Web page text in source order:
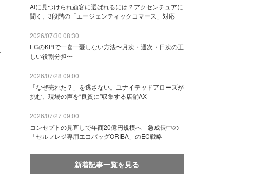
AIに見つけられ顧客に選ばれるには？アクセンチュアに
聞く、3段階の「エージェンティックコマース」対応
2026/07/30 08:30
ECのKPIで一喜一憂しない方法〜月次・週次・日次の正
しい役割分担〜
2026/07/28 09:00
「なぜ売れた？」を逃さない。ユナイテッドアローズが
挑む、現場の声を“良質に”収集する店舗AX
2026/07/27 09:00
コンセプトの見直しで年商20億円規模へ 急成長中の
「セルフレジ専用エコバッグORIBA」のEC戦略
新着記事一覧を見る